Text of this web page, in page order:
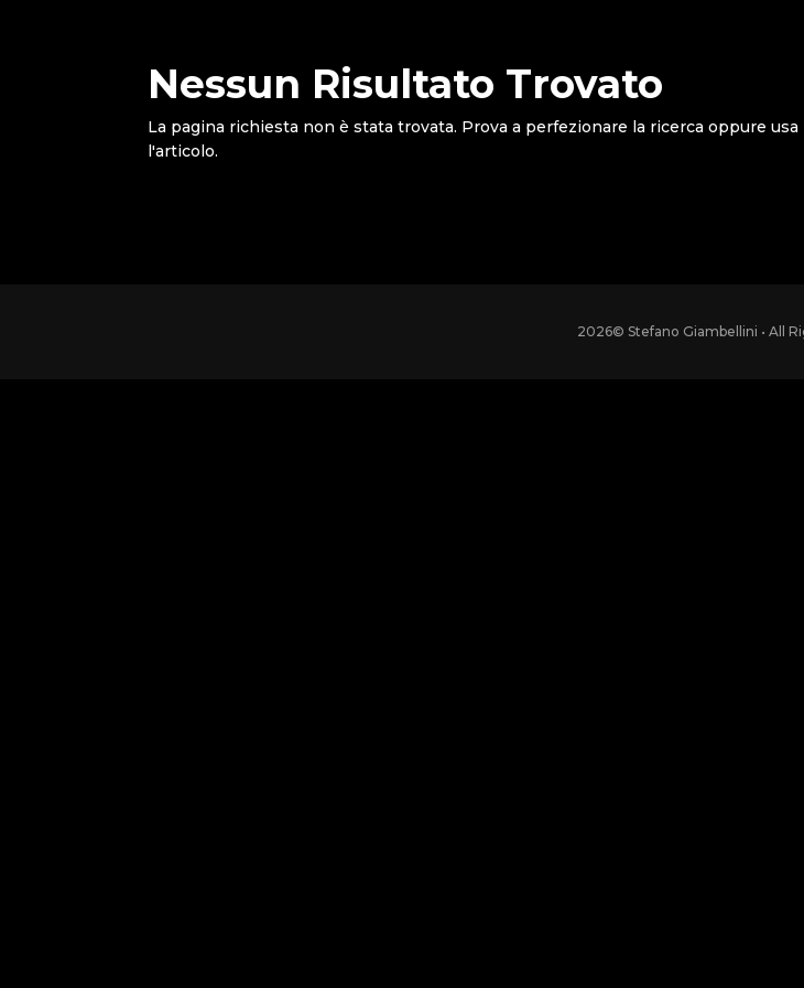
Nessun Risultato Trovato
La pagina richiesta non è stata trovata. Prova a perfezionare la ricerca oppure
l'articolo.
2026© Stefano Giambellini • All